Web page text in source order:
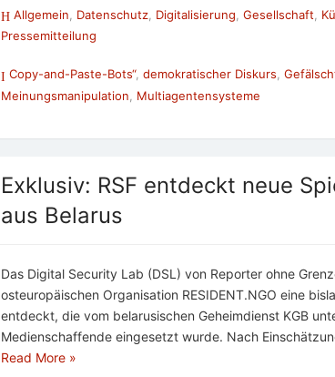
Allgemein Datenschutz Digitalisierung Gesellschaft
Pressemitteilung
Copy-and-Paste-Bots“, demokratischer Diskurs,
Meinungsmanipulation
Multiagentensysteme
Exklusiv: RSF entdeckt neue
aus Belarus
Das Digital Security Lab (DSL) von Reporter ohne
osteuropäischen Organisation RESIDENT.NGO eine
entdeckt, die vom belarusischen Geheimdienst KGB
Medienschaffende eingesetzt wurde. Nach
Read More »